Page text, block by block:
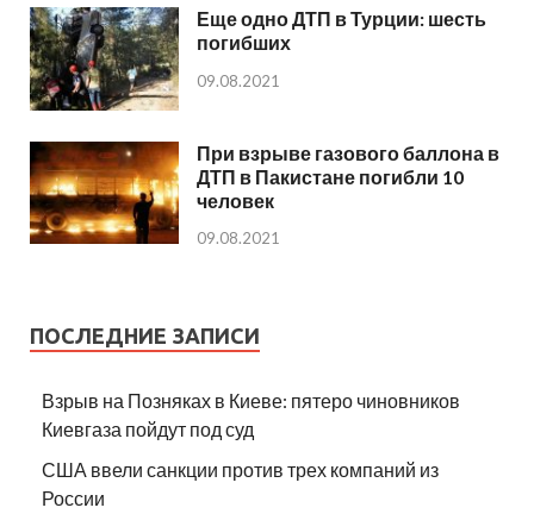
Еще одно ДТП в Турции: шесть
погибших
09.08.2021
При взрыве газового баллона в
ДТП в Пакистане погибли 10
человек
09.08.2021
ПОСЛЕДНИЕ ЗАПИСИ
Взрыв на Позняках в Киеве: пятеро чиновников
Киевгаза пойдут под суд
США ввели санкции против трех компаний из
России